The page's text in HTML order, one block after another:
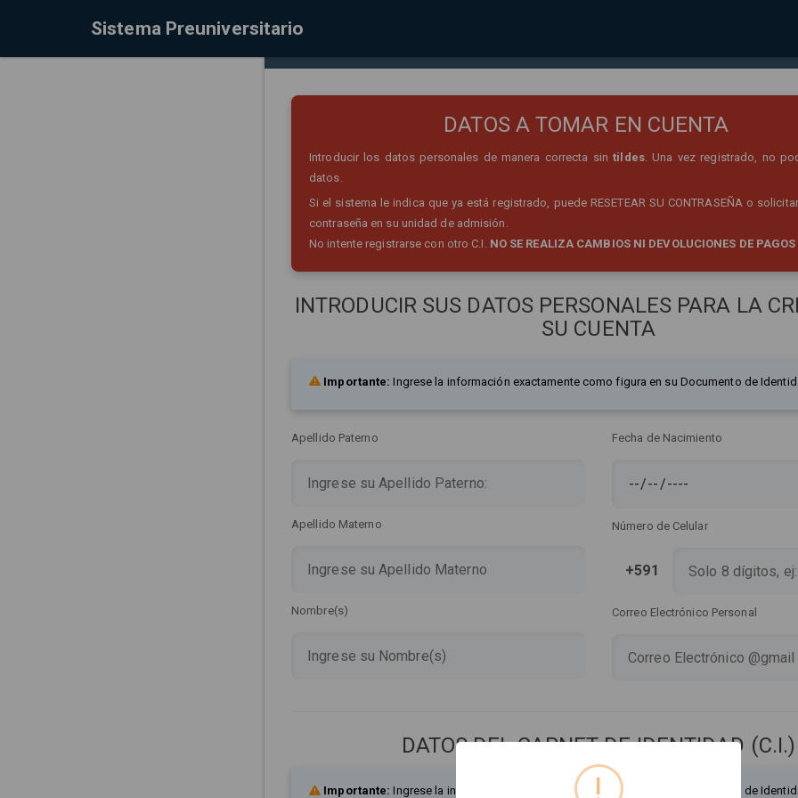
Sistema Preuniversitario
DATOS A TOMAR EN CUENTA
Introducir los datos personales de manera correcta sintildes. Una vez registrado, no
datos.
Si el sistema le indica que ya está registrado, puede RESETEAR SU CONTRASEÑA o
contraseña en su unidad de admisión.
No intente registrarse con otro C.I. NO SE REALIZA CAMBIOS NI DEVOLUCIONES DE
INTRODUCIR SUS DATOS PERSONALES PARA LA
SU CUENTA
Importante: Ingrese la información exactamente como figura en su Documento de
Apellido Paterno
Apellido Materno
Nombre(s)
Fecha de Nacimiento
Número de Celular
+591
Correo Electrónico Personal
DATOS DEL CARNET DE IDENTIDAD (C.I.)
Importante: Ingrese la información exactamente como figura en su Documento de
!